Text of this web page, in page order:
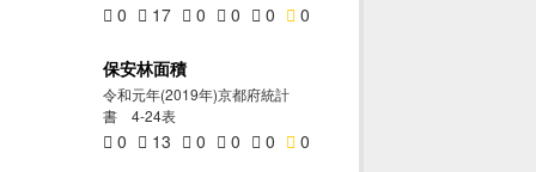
0 17 0 0 0 0
保安林面積
令和元年(2019年)京都府統計
書 4-24表
0 13 0 0 0 0